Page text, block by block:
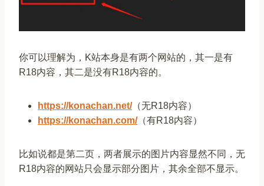
你可以理解为，K站本身是有两个网站的，其一是有
R18内容，其二是没有R18内容的。
https://konachan.net/（无R18内容）
https://konachan.com/（有R18内容）
比如说都是第二页，两者展示的图片内容显然不同，无
R18内容的网站只会显示部分图片，其余全部不显示。